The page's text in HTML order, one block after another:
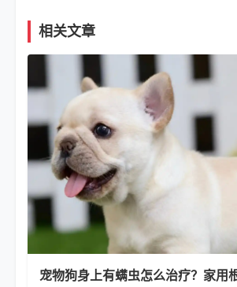
相关文章
宠物狗身上有螨虫怎么治疗？家用